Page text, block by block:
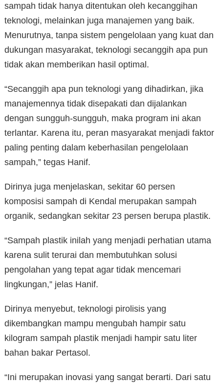
sampah tidak hanya ditentukan oleh kecanggihan
teknologi, melainkan juga manajemen yang baik.
Menurutnya, tanpa sistem pengelolaan yang kuat dan
dukungan masyarakat, teknologi secanggih apa pun
tidak akan memberikan hasil optimal.
“Secanggih apa pun teknologi yang dihadirkan, jika
manajemennya tidak disepakati dan dijalankan
dengan sungguh-sungguh, maka program ini akan
terlantar. Karena itu, peran masyarakat menjadi faktor
paling penting dalam keberhasilan pengelolaan
sampah,” tegas Hanif.
Dirinya juga menjelaskan, sekitar 60 persen
komposisi sampah di Kendal merupakan sampah
organik, sedangkan sekitar 23 persen berupa plastik.
“Sampah plastik inilah yang menjadi perhatian utama
karena sulit terurai dan membutuhkan solusi
pengolahan yang tepat agar tidak mencemari
lingkungan,” jelas Hanif.
Dirinya menyebut, teknologi pirolisis yang
dikembangkan mampu mengubah hampir satu
kilogram sampah plastik menjadi hampir satu liter
bahan bakar Pertasol.
“Ini merupakan inovasi yang sangat berarti. Dari satu